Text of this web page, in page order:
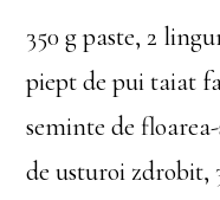
350 g paste, 2
piept de pui taiat
seminte de
de usturoi zdrobit,